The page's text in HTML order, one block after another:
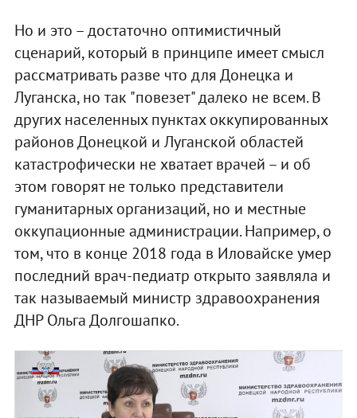
Но и это – достаточно оптимистичный
сценарий, который в принципе имеет смысл
рассматривать разве что для Донецка и
Луганска, но так "повезет" далеко не всем. В
других населенных пунктах оккупированных
районов Донецкой и Луганской областей
катастрофически не хватает врачей – и об
этом говорят не только представители
гуманитарных организаций, но и местные
оккупационные администрации. Например, о
том, что в конце 2018 года в Иловайске умер
последний врач-педиатр открыто заявляла и
так называемый министр здравоохранения
ДНР Ольга Долгошапко.